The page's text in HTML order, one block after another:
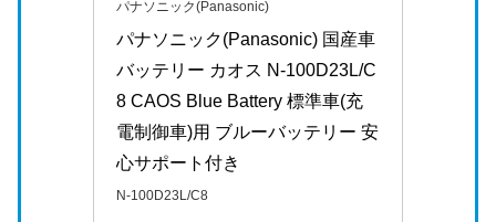
パナソニック(Panasonic)
パナソニック(Panasonic) 国産車
バッテリー カオス N-100D23L/C
8 CAOS Blue Battery 標準車(充
電制御車)用 ブルーバッテリー 安
心サポート付き
N-100D23L/C8